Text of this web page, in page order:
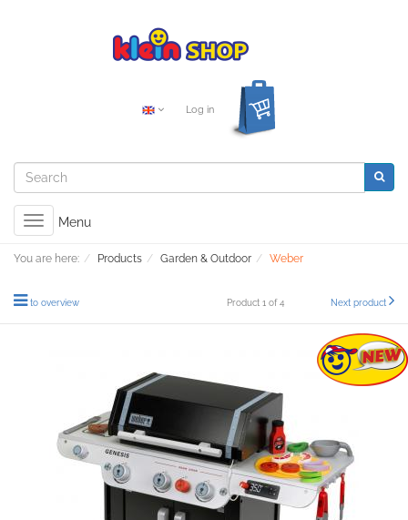
Log in
Toggle
navigation
Menu
You are here: Products Garden & Outdoor Weber
to overview Product 1 of 4 Next product